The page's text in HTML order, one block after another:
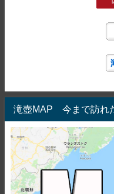
滝壺MAP 今まで訪れ